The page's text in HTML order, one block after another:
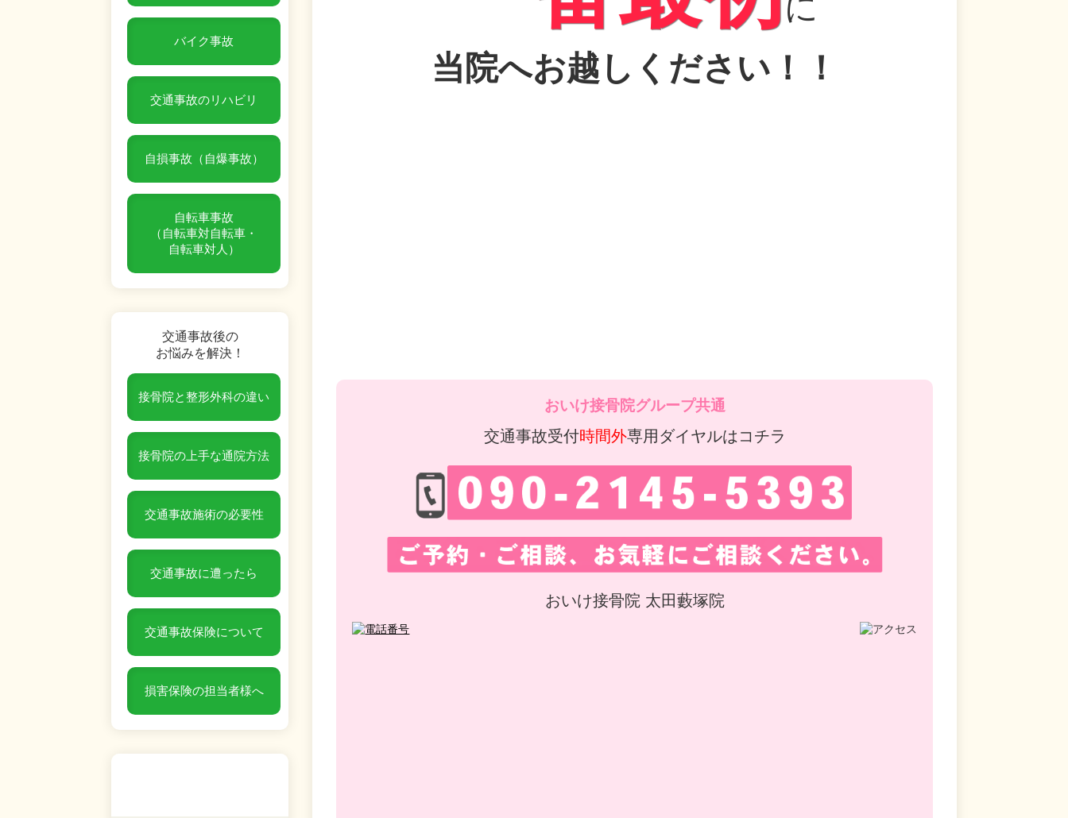
バイク事故
交通事故のリハビリ
自損事故（自爆事故）
自転車事故
（自転車対自転車・
自転車対人）
交通事故後の
お悩みを解決！
接骨院と整形外科の違い
接骨院の上手な通院方法
交通事故施術の必要性
交通事故に遭ったら
交通事故保険について
損害保険の担当者様へ
当院へお越しください！！
おいけ接骨院グループ共通
交通事故受付時間外専用ダイヤルはコチラ
おいけ接骨院 太田藪塚院